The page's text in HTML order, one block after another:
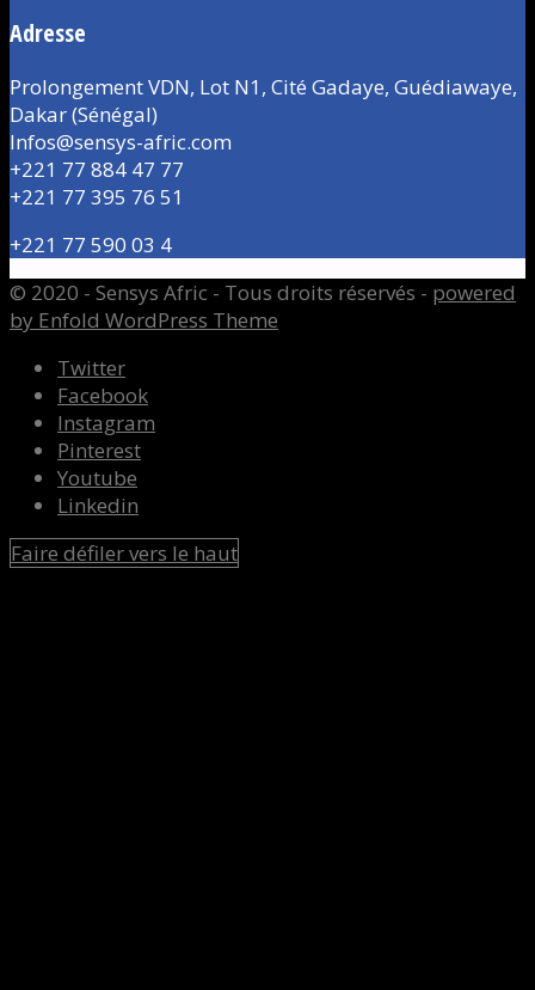
Adresse
Prolongement VDN, Lot N1, Cité Gadaye, Guédiawaye,
Dakar (Sénégal)
Infos@sensys-afric.com
+221 77 884 47 77
+221 77 395 76 51
+221 77 590 03 4
© 2020 - Sensys Afric - Tous droits réservés - powered
by Enfold WordPress Theme
Twitter
Facebook
Instagram
Pinterest
Youtube
Linkedin
Faire défiler vers le haut